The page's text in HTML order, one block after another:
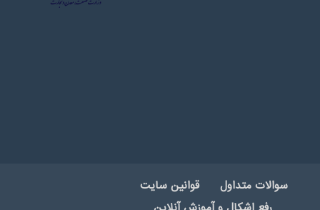
سوالات متداول
قوانین سایت